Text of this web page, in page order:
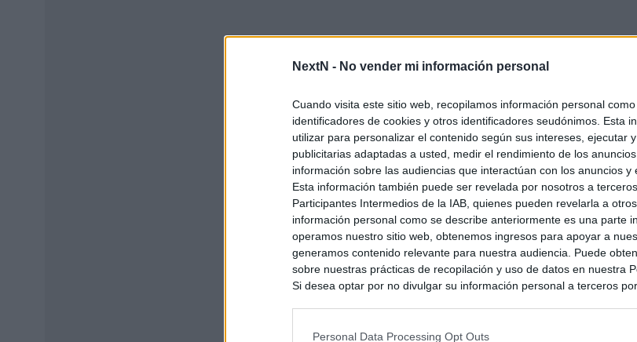
NextN - No vender mi información personal
Cuando visita este sitio web, recopilamos información personal como
identificadores de cookies y otros identificadores seudónimos. Esta
utilizar para personalizar el contenido según sus intereses, ejecutar
publicitarias adaptadas a usted, medir el rendimiento de los
información sobre las audiencias que interactúan con los anuncios y
Esta información también puede ser revelada por nosotros a
Participantes Intermedios de la IAB, quienes pueden revelarla a
información personal como se describe anteriormente es una parte
operamos nuestro sitio web, obtenemos ingresos para apoyar a
generamos contenido relevante para nuestra audiencia. Puede
sobre nuestras prácticas de recopilación y uso de datos en nuestra
Si desea optar por no divulgar su información personal a terceros
intereses basados en la información personal utilizada por nosotros
Personal Data Processing Opt Outs